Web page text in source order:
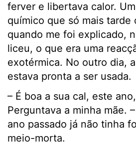
ferver e libertava calor.
químico que só mais tarde
quando me foi explicado,
liceu, o que era uma
exotérmica. No outro dia,
estava pronta a ser usada.
– É boa a sua cal, este
Perguntava a minha mãe.
ano passado já não tinha
meio-morta.